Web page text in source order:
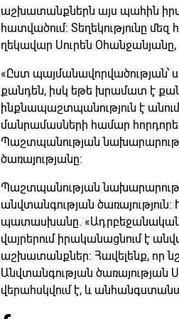
աշխատանքներն այս պահին
հատվածում: Տեղեկությունը
ղեկավար Սուրեն Օհանջանյանը,
«Ըստ պայմանավորվածության՝
քանդեն, իսկ եթե խրամատ է
ինքնապաշտպանություն է անում,
մանրամասների համար
Պաշտպանության
ծառայությանը:
Պաշտպանության
անվտանգության
պատասխանը. «Ադրբեջանական
վայրերում իրականացնում է
աշխատանքներ: Հավելենք, որ
Անվտանգության
վերահսկվում է, և